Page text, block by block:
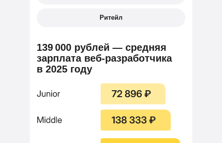
Ритейл
139 000 рублей — средняя
зарплата веб-разработчика
в 2025 году